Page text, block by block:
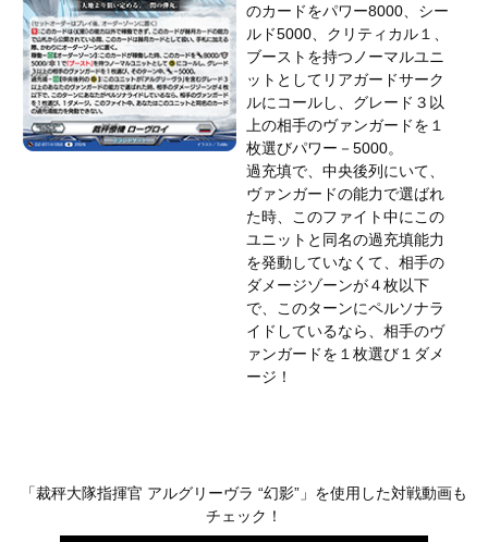
のカードをパワー8000、シー
ルド5000、クリティカル１、
ブーストを持つノーマルユニ
ットとしてリアガードサーク
ルにコールし、グレード３以
上の相手のヴァンガードを１
枚選びパワー－5000。
過充填で、中央後列にいて、
ヴァンガードの能力で選ばれ
た時、このファイト中にこの
ユニットと同名の過充填能力
を発動していなくて、相手の
ダメージゾーンが４枚以下
で、このターンにペルソナラ
イドしているなら、相手のヴ
ァンガードを１枚選び１ダメ
ージ！
「裁秤大隊指揮官 アルグリーヴラ “幻影”」を使用した対戦動画も
チェック！